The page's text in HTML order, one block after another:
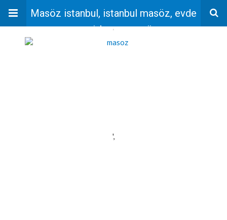
Masöz istanbul, istanbul masöz, evde
masaj, bayan masöz
'
',